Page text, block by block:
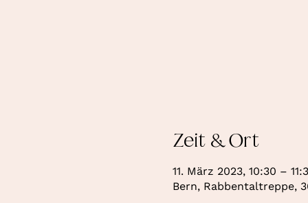
Zeit & Ort
11. März 2023, 10:30 –
Bern, Rabbentaltreppe,